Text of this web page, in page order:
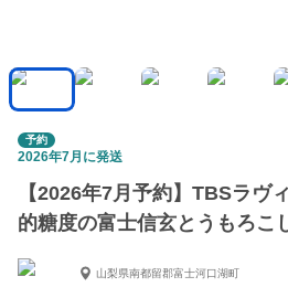
予約
2026年7月に発送
【2026年7月予約】TBSラヴ
的糖度の富士信玄とうもろこ
山梨県南都留郡富士河口湖町